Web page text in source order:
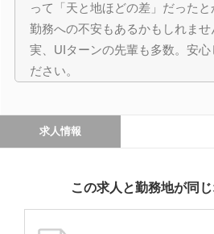
って「天と地ほどの差」だった
勤務への不安もあるかもしれま
実、UIターンの先輩も多数。安心
ださい。
求人情報
この求人と勤務地が同